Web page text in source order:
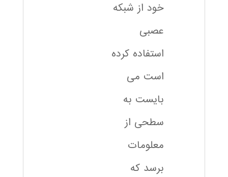
خود از شبکه
عصبی
استفاده کرده
است می
بایست به
سطحی از
معلومات
برسد که